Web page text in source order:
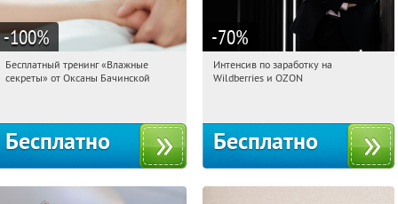
-100%
08:34:38 Получили:
Бесплатный тренинг «Влажные
секреты» от Оксаны Бачинской
Бесплатно
-70%
08:34:38 Получили:
Интенсив по заработку на
Wildberries и OZON
Бесплатно